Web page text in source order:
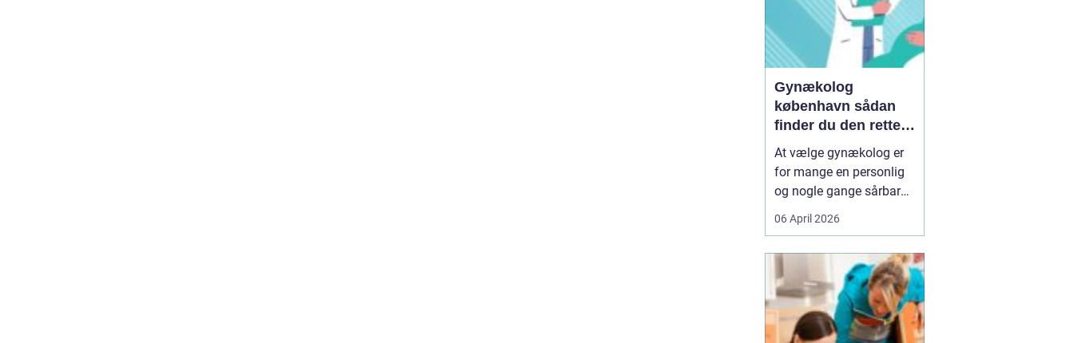
Gynækolog
københavn sådan
finder du den rette
specialist
At vælge gynækolog er
for mange en personlig
og nogle gange sårbar
beslutning. Man skal
både føle sig tryg, hørt
storby som København
kan det være svært at
danne sig overblik over
de mange muligheder,
06 April 2026